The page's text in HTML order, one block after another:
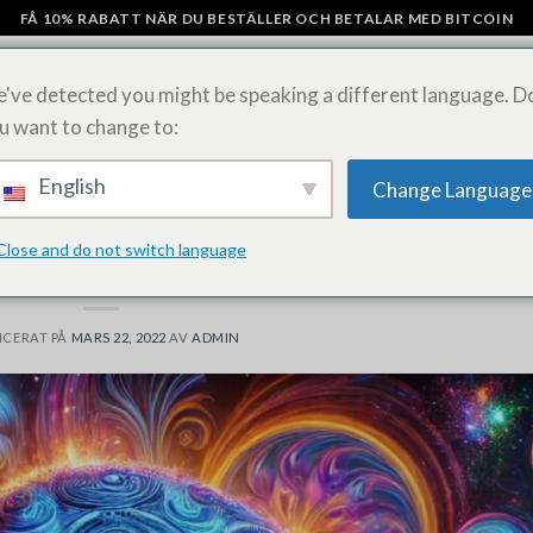
FÅ 10% RABATT NÄR DU BESTÄLLER OCH BETALAR MED BITCOIN
CHOKLADKAKOR MED SVAMP KÖP LSD-ARK ONLINE
ätbara: Allt du behöver veta
PÅ MARS 22, 2022 AV ADMIN
detected you might be speaking a different language.
want to change to:
English Change Language
and do not switch language